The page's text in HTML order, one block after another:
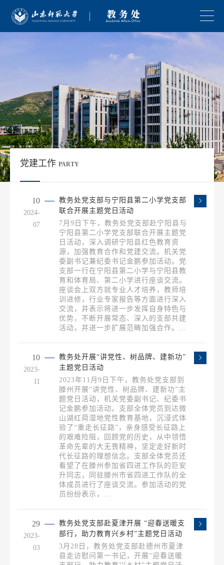
党建工作 PARTY
10
2024-
07
教务处党支部与宁阳县第二小学党支部
联合开展主题党日活动
7月9日下午，教务处党支部赴宁阳县与
宁阳县第二小学党支部联合开展主题党
日活动，深入调研宁阳县红色教育资
源，加强教育合作和党建交流。机关党
委副书记兼纪委书记金鹏参加活动。党
支部一行在宁阳县第二小学与宁阳县教
育和体育局、第二小学进行座谈交流。
座谈会上双方就专业人才培养，教师培
训进修，行业专家报告等方面进行深入
交流，并表示将进一步发挥自身特色与
优势，不断开展常态、深入的支部共建
活动，并进一步扩展范畴加强合作。...
10
2023-
11
教务处开展“讲党性、树品牌、建新功”
主题党日活动
2023年11月9日下午，教务处党支部到
滕州开展“讲党性、树品牌、建新功”主
题党日活动，机关党委副书记、纪委书
记金鹏参加活动。支部全体党员到达微
山湖红荷湿地党性教育基地，沉浸式体
验了“重走长征路”，亲身感受长征路上
的艰难险阻，回顾党的历史，从中领悟
革命先辈的大无畏精神，坚定走好新时
代长征路的理想信念。支部全体党员还
看望了在滕州参加省四进工作队的巨安
升同志，同驻滕州市省四进工作队的全
体成员进行了座谈交流。参加活动的党
员纷纷表示，...
29
2023-
03
教务处党支部赴夏津开展 “迎春送暖支
部行，助力教育兴乡村”主题党日活动
3月28日，教务处党支部赴德州市夏津
县走访慰问第一书记，开展“迎春送暖